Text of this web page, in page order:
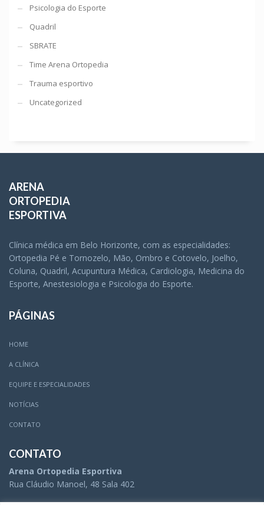
Psicologia do Esporte
Quadril
SBRATE
Time Arena Ortopedia
Trauma esportivo
Uncategorized
ARENA
ORTOPEDIA
ESPORTIVA
Clínica médica em Belo Horizonte, com as especialidades:
Ortopedia Pé e Tornozelo, Mão, Ombro e Cotovelo, Joelho,
Coluna, Quadril, Acupuntura Médica, Cardiologia, Medicina do
Esporte, Anestesiologia e Psicologia do Esporte.
PÁGINAS
HOME
A CLÍNICA
EQUIPE E ESPECIALIDADES
NOTÍCIAS
CONTATO
CONTATO
Arena Ortopedia Esportiva
Rua Cláudio Manoel, 48 Sala 402